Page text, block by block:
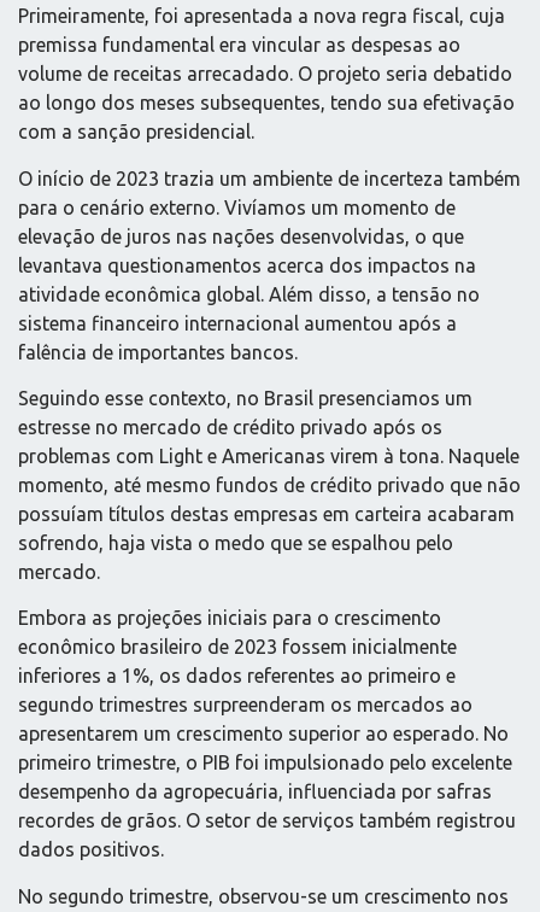
Primeiramente, foi apresentada a nova regra fiscal, cuja
premissa fundamental era vincular as despesas ao
volume de receitas arrecadado. O projeto seria debatido
ao longo dos meses subsequentes, tendo sua efetivação
com a sanção presidencial.
O início de 2023 trazia um ambiente de incerteza também
para o cenário externo. Vivíamos um momento de
elevação de juros nas nações desenvolvidas, o que
levantava questionamentos acerca dos impactos na
atividade econômica global. Além disso, a tensão no
sistema financeiro internacional aumentou após a
falência de importantes bancos.
Seguindo esse contexto, no Brasil presenciamos um
estresse no mercado de crédito privado após os
problemas com Light e Americanas virem à tona. Naquele
momento, até mesmo fundos de crédito privado que não
possuíam títulos destas empresas em carteira acabaram
sofrendo, haja vista o medo que se espalhou pelo
mercado.
Embora as projeções iniciais para o crescimento
econômico brasileiro de 2023 fossem inicialmente
inferiores a 1%, os dados referentes ao primeiro e
segundo trimestres surpreenderam os mercados ao
apresentarem um crescimento superior ao esperado. No
primeiro trimestre, o PIB foi impulsionado pelo excelente
desempenho da agropecuária, influenciada por safras
recordes de grãos. O setor de serviços também registrou
dados positivos.
No segundo trimestre, observou-se um crescimento nos